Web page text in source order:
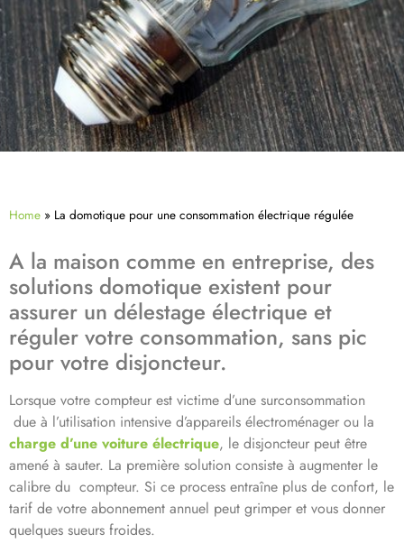
Home » La domotique pour une consommation électrique régulée
A la maison comme en entreprise, des
solutions domotique existent pour
assurer un délestage électrique et
réguler votre consommation, sans pic
pour votre disjoncteur.
Lorsque votre compteur est victime d’une surconsommation
due à l’utilisation intensive d’appareils électroménager ou la
charge d’une voiture électrique, le disjoncteur peut être
amené à sauter. La première solution consiste à augmenter le
calibre du compteur. Si ce process entraîne plus de confort, le
tarif de votre abonnement annuel peut grimper et vous donner
quelques sueurs froides.